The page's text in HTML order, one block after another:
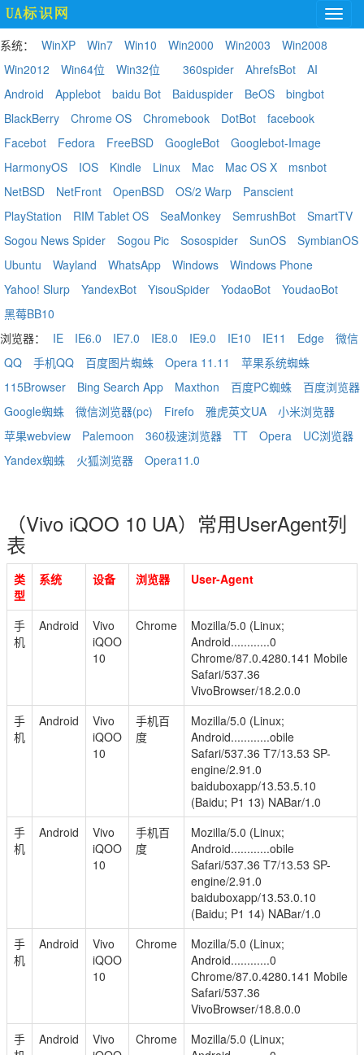
系统： WinXP Win7 Win10 Win2000 Win2003
Win2008
Win2012
Win64位 Win32位 360spider AhrefsBot
AI
Android
Applebot baidu Bot Baiduspider BeOS
bingbot
BlackBerry
Chrome OS Chromebook DotBot
facebook
Facebot
Fedora FreeBSD GoogleBot
Googlebot-Image
HarmonyOS
IOS Kindle Linux Mac Mac OS X
msnbot
NetBSD
NetFront OpenBSD OS/2 Warp
Panscient
PlayStation
RIM Tablet OS SeaMonkey SemrushBot
SmartTV
Sogou News Spider
Sogou Pic Sosospider SunOS
SymbianOS
Ubuntu
Wayland WhatsApp Windows
Windows Phone
Yahoo! Slurp
YandexBot YisouSpider YodaoBot
YoudaoBot
黑莓BB10
浏览器：
IE IE6.0 IE7.0 IE8.0 IE9.0 IE10 IE11 Edge
微信
QQ
手机QQ 百度图片蜘蛛 Opera 11.11
苹果系统蜘蛛
115Browser
Bing Search App Maxthon 百度PC蜘蛛
百度浏览器
Google蜘蛛
微信浏览器(pc) Firefo 雅虎英文UA
小米浏览器
苹果webview
Palemoon 360极速浏览器 TT Opera
UC浏览器
Yandex蜘蛛
火狐浏览器 Opera11.0
（Vivo iQOO 10 UA）常用UserAgent列
表
类
型
系统 设备 浏览器 User-Agent
手
机
Android
Vivo
iQOO
10
Chrome
Mozilla/5.0 (Linux;
Android............0
Chrome/87.0.4280.141 Mobile
Safari/537.36
VivoBrowser/18.2.0.0
手
机
Android
Vivo
iQOO
10
手机百
度
Mozilla/5.0 (Linux;
Android............obile
Safari/537.36 T7/13.53 SP-
engine/2.91.0
baiduboxapp/13.53.5.10
(Baidu; P1 13) NABar/1.0
手
机
Android
Vivo
iQOO
10
手机百
度
Mozilla/5.0 (Linux;
Android............obile
Safari/537.36 T7/13.53 SP-
engine/2.91.0
baiduboxapp/13.53.0.10
(Baidu; P1 14) NABar/1.0
手
机
Android
Vivo
iQOO
10
Chrome
Mozilla/5.0 (Linux;
Android............0
Chrome/87.0.4280.141 Mobile
Safari/537.36
VivoBrowser/18.8.0.0
手
Android
Vivo
Chrome
Mozilla/5.0 (Linux;